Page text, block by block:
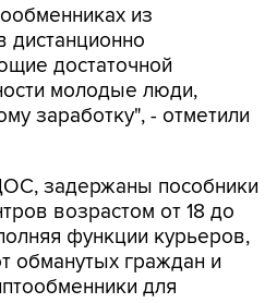
из
дистанционно
достаточной
молодые люди,
заработку", - отметили
задержаны пособники
возрастом от 18 до
функции курьеров,
обманутых граждан и
для